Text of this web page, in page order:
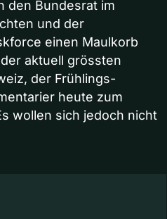
den Bundesrat im
und der
einen Maulkorb
aktuell grössten
der Frühlings-
heute zum
wollen sich jedoch nicht